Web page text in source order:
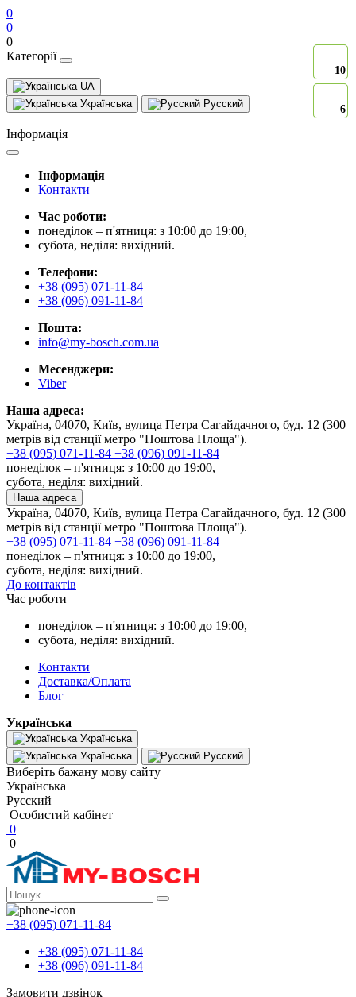
0
0
0
Категорії
UA
Українська
Русский
Інформація
Інформація
Контакти
Час роботи:
понеділок – п'ятниця: з 10:00 до 19:00,
субота, неділя: вихідний.
Телефони:
+38 (095) 071-11-84
+38 (096) 091-11-84
Пошта:
info@my-bosch.com.ua
Месенджери:
Viber
Наша адреса:
Україна, 04070, Київ, вулица Петра Сагайдачного, буд. 12 (300
метрів від станції метро "Поштова Площа").
+38 (095) 071-11-84 +38 (096) 091-11-84
понеділок – п'ятниця: з 10:00 до 19:00,
субота, неділя: вихідний.
Наша адреса
Україна, 04070, Київ, вулица Петра Сагайдачного, буд. 12 (300
метрів від станції метро "Поштова Площа").
+38 (095) 071-11-84 +38 (096) 091-11-84
понеділок – п'ятниця: з 10:00 до 19:00,
субота, неділя: вихідний.
До контактів
Час роботи
понеділок – п'ятниця: з 10:00 до 19:00,
субота, неділя: вихідний.
Контакти
Доставка/Оплата
Блог
Українська
Українська
Українська
Русский
Виберіть бажану мову сайту
Українська
Русский
Особистий кабінет
0
0
+38 (095) 071-11-84
+38 (095) 071-11-84
+38 (096) 091-11-84
Замовити дзвінок
10
6
10
6